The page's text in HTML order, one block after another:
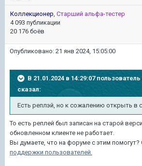
Коллекционер Старший альфа-тестер
4 093 публикации
20 176 боёв
Опубликовано: 21 янв 2024, 15:05:00
В 21.01.2024 в 14:29:07 пользователь
сказал:
Есть реплэй, но к сожалению открыть в
То есть реплей был записан на старой
обновленном клиенте не работает.
Вы думаете, что на форуме с этим помогут?
поддержки пользователей.